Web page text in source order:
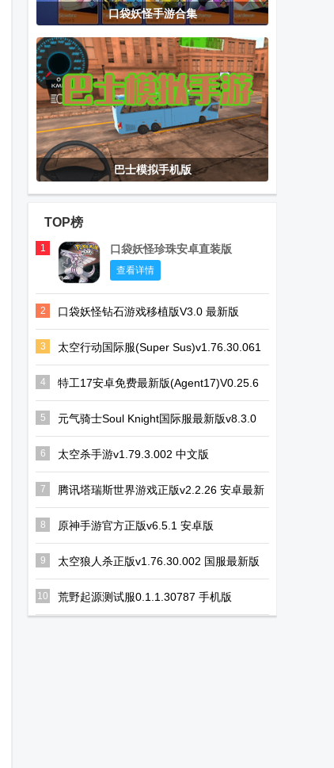
口袋妖怪手游合集
巴士模拟手机版
TOP榜
1 口袋妖怪珍珠安卓直装版
查看详情
2 口袋妖怪钻石游戏移植版V3.0 最新版
3
太空行动国际服(Super Sus)v1.76.30.061
安卓最新版
4
特工17安卓免费最新版(Agent17)V0.25.6
安卓版
5
元气骑士Soul Knight国际服最新版v8.3.0
安卓最新版
6 太空杀手游v1.79.3.002 中文版
7
腾讯塔瑞斯世界游戏正版v2.2.26 安卓最新
版
8 原神手游官方正版v6.5.1 安卓版
9 太空狼人杀正版v1.76.30.002 国服最新版
10 荒野起源测试服0.1.1.30787 手机版